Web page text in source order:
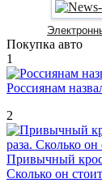
Покупка авто
1
Россиянам
2
Привычный
Сколько он